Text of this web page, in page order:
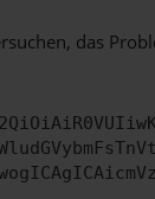
das